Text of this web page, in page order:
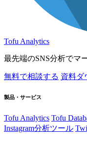
Tofu Analytics
最先端のSNS分析でマ
無料で相談する 資料ダ
製品・サービス
Tofu Analytics Tofu
Instagram分析ツール